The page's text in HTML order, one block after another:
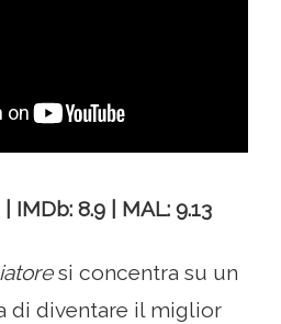
IMDb: 8.9 | MAL: 9.13
si concentra su un
di diventare il miglior